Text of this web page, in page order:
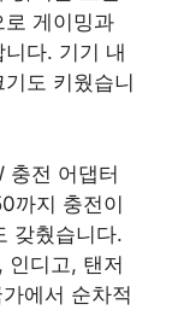
게이밍과
다. 기기 내
도 키웠습니
충전 어댑터
까지 충전이
갖췄습니다.
인디고, 탠저
에서 순차적